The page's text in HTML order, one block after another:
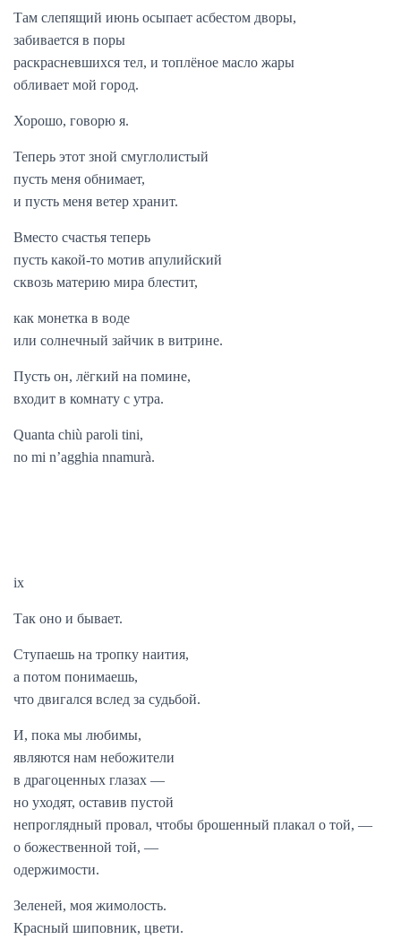
Там слепящий июнь осыпает асбестом дворы,
забивается в поры
раскрасневшихся тел, и топлёное масло жары
обливает мой город.
Хорошо, говорю я.
Теперь этот зной смуглолистый
пусть меня обнимает,
и пусть меня ветер хранит.
Вместо счастья теперь
пусть какой-то мотив апулийский
сквозь материю мира блестит,
как монетка в воде
или солнечный зайчик в витрине.
Пусть он, лёгкий на помине,
входит в комнату с утра.
Quanta chiù paroli tini,
no mi n’agghia nnamurà.
ix
Так оно и бывает.
Ступаешь на тропку наития,
а потом понимаешь,
что двигался вслед за судьбой.
И, пока мы любимы,
являются нам небожители
в драгоценных глазах —
но уходят, оставив пустой
непроглядный провал, чтобы брошенный плакал о той, —
о божественной той, —
одержимости.
Зеленей, моя жимолость.
Красный шиповник, цвети.